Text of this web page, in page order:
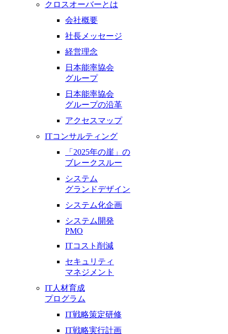
クロスオーバーとは
会社概要
社長メッセージ
経営理念
日本能率協会
グループ
日本能率協会
グループの沿革
アクセスマップ
ITコンサルティング
「2025年の崖」の
ブレークスルー
システム
グランドデザイン
システム化企画
システム開発
PMO
ITコスト削減
セキュリティ
マネジメント
IT人材育成
プログラム
IT戦略策定研修
IT戦略実行計画